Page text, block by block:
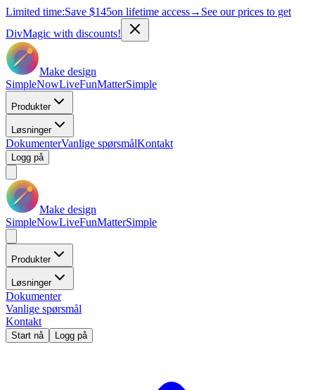
Limited time:Save $145on lifetime access→ See our prices to get
DivMagic with discounts!
Make design
SimpleNowLiveFunMatterSimple
Produkter
Løsninger
DokumenterVanlige spørsmålKontakt
Logg på
Make design
SimpleNowLiveFunMatterSimple
Produkter
Løsninger
Dokumenter
Vanlige spørsmål
Kontakt
Start nå Logg på